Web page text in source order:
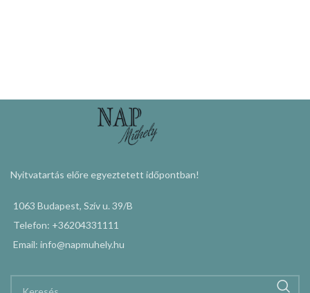
Nyitvatartás előre egyeztetett időpontban!
1063 Budapest, Szív u. 39/B
Telefon: +36204331111
Email: info@napmuhely.hu